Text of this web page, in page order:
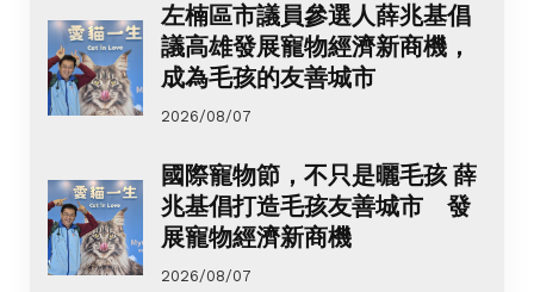
左楠區市議員參選人薛兆基倡
議高雄發展寵物經濟新商機，
成為毛孩的友善城市
2026/08/07
國際寵物節，不只是曬毛孩 薛
兆基倡打造毛孩友善城市 發
展寵物經濟新商機
2026/08/07